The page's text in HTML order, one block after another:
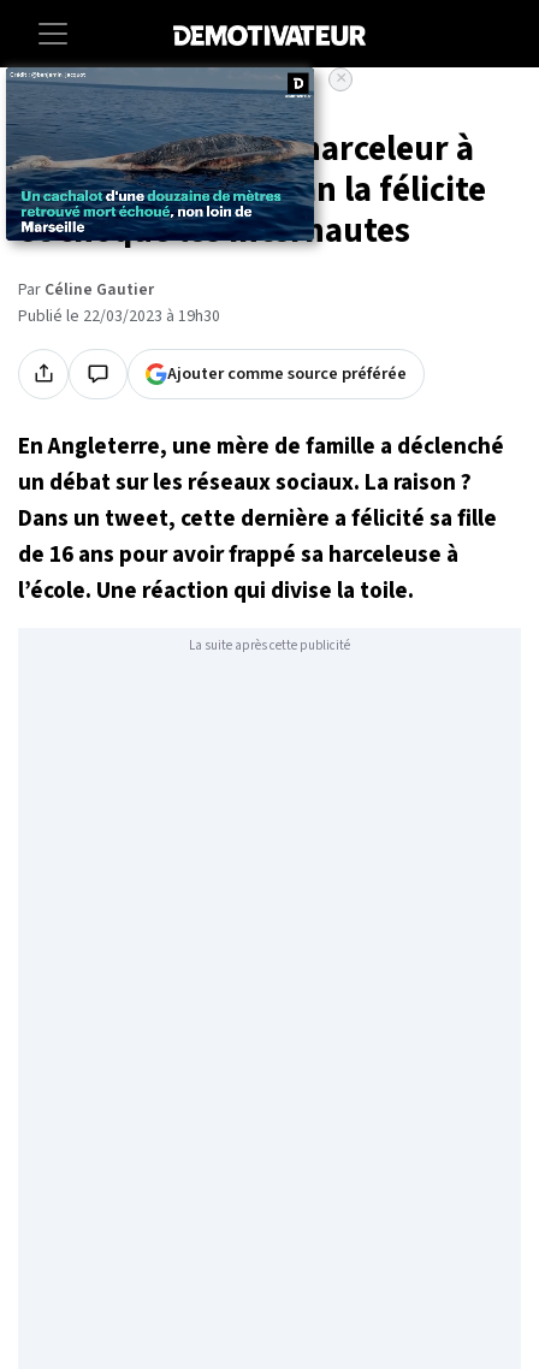
Accueil Societe
Sa fille frappe son harceleur à
l'école, cette maman la félicite
et choque les internautes
Par Céline Gautier
Publié le 22/03/2023 à 19h30
Ajouter comme source préférée
En Angleterre, une mère de famille a déclenché
un débat sur les réseaux sociaux. La raison ?
Dans un tweet, cette dernière a félicité sa fille
de 16 ans pour avoir frappé sa harceleuse à
l’école. Une réaction qui divise la toile.
La suite après cette publicité
×